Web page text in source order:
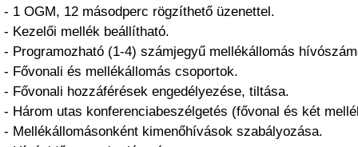
- 1 OGM, 12 másodperc rögzíthető üzenettel.
- Kezelői mellék beállítható.
- Programozható (1-4) számjegyű mellékállomás
- Fővonali és mellékállomás csoportok.
- Fővonali hozzáférések engedélyezése, tiltása.
- Három utas konferenciabeszélgetés (fővonal és két
- Mellékállomásonként kimenőhívások szabályozása.